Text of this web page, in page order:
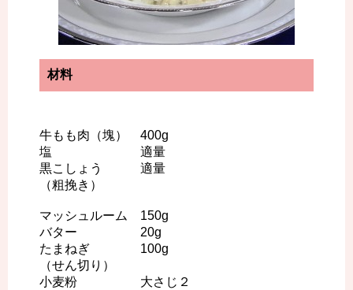
材料
牛もも肉（塊） 400g
塩 適量
黒こしょう 適量
（粗挽き）
マッシュルーム 150g
バター 20g
たまねぎ 100g
（せん切り）
小麦粉 大さじ２